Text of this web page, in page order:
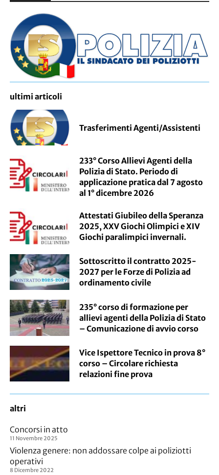
ultimi articoli
Trasferimenti Agenti/Assistenti
233° Corso Allievi Agenti della
Polizia di Stato. Periodo di
applicazione pratica dal 7 agosto
al 1° dicembre 2026
Attestati Giubileo della Speranza
2025, XXV Giochi Olimpici e XIV
Giochi paralimpici invernali.
Sottoscritto il contratto 2025-
2027 per le Forze di Polizia ad
ordinamento civile
235° corso di formazione per
allievi agenti della Polizia di Stato
– Comunicazione di avvio corso
Vice Ispettore Tecnico in prova 8°
corso – Circolare richiesta
relazioni fine prova
altri
Concorsi in atto
11 Novembre 2025
Violenza genere: non addossare colpe ai poliziotti
operativi
8 Dicembre 2022